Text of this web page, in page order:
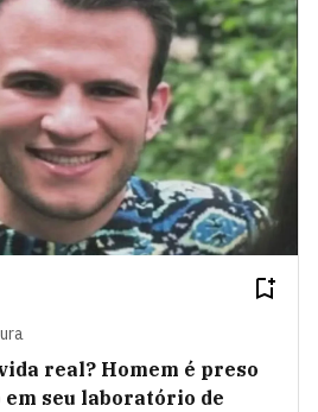
real? Homem é preso
seu laboratório de